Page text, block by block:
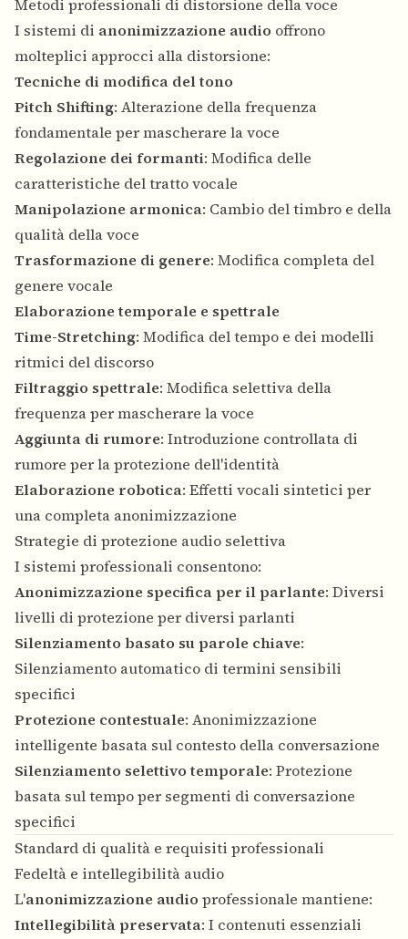
Metodi professionali di distorsione della voce
I sistemi di anonimizzazione audio offrono
molteplici approcci alla distorsione:
Tecniche di modifica del tono
Pitch Shifting: Alterazione della frequenza
fondamentale per mascherare la voce
Regolazione dei formanti: Modifica delle
caratteristiche del tratto vocale
Manipolazione armonica: Cambio del timbro e della
qualità della voce
Trasformazione di genere: Modifica completa del
genere vocale
Elaborazione temporale e spettrale
Time-Stretching: Modifica del tempo e dei modelli
ritmici del discorso
Filtraggio spettrale: Modifica selettiva della
frequenza per mascherare la voce
Aggiunta di rumore: Introduzione controllata di
rumore per la protezione dell'identità
Elaborazione robotica: Effetti vocali sintetici per
una completa anonimizzazione
Strategie di protezione audio selettiva
I sistemi professionali consentono:
Anonimizzazione specifica per il parlante: Diversi
livelli di protezione per diversi parlanti
Silenziamento basato su parole chiave:
Silenziamento automatico di termini sensibili
specifici
Protezione contestuale: Anonimizzazione
intelligente basata sul contesto della conversazione
Silenziamento selettivo temporale: Protezione
basata sul tempo per segmenti di conversazione
specifici
Standard di qualità e requisiti professionali
Fedeltà e intellegibilità audio
L'anonimizzazione audio professionale mantiene:
Intellegibilità preservata: I contenuti essenziali